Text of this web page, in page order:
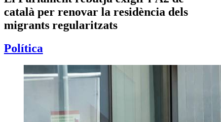
català per renovar la residència dels
migrants regularitzats
Política